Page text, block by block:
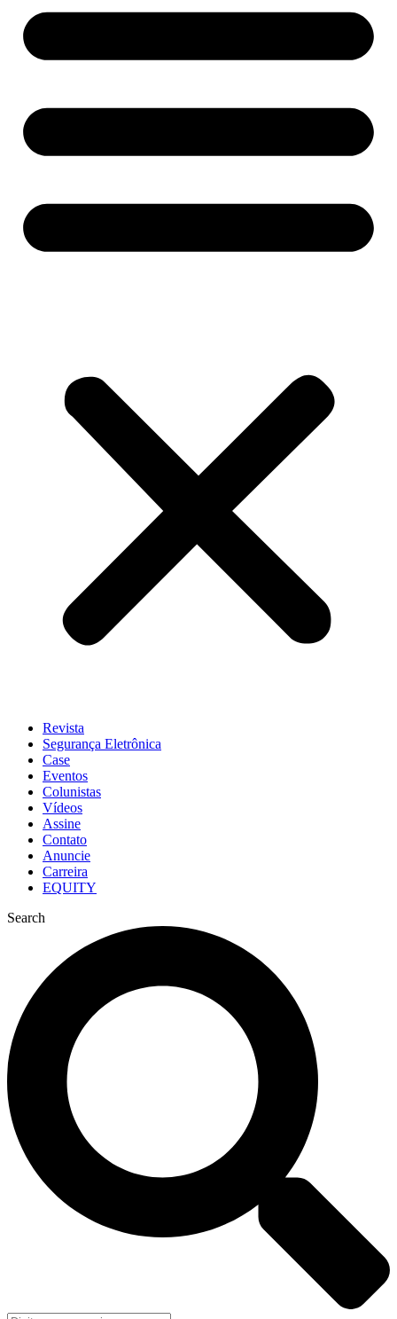
Revista
Segurança Eletrônica
Case
Eventos
Colunistas
Vídeos
Assine
Contato
Anuncie
Carreira
EQUITY
Search